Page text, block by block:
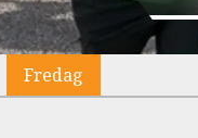
Fredag